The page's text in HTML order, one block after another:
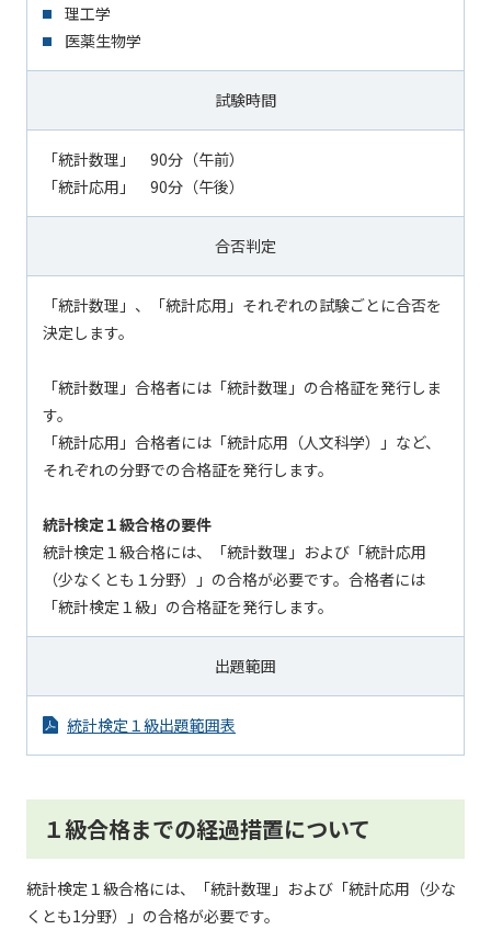
理工学
医薬生物学
試験時間
「統計数理」 90分（午前）
「統計応用」 90分（午後）
合否判定
「統計数理」、「統計応用」それぞれの試験ごとに合否を
決定します。
「統計数理」合格者には「統計数理」の合格証を発行しま
す。
「統計応用」合格者には「統計応用（人文科学）」など、
それぞれの分野での合格証を発行します。
統計検定１級合格の要件
統計検定１級合格には、「統計数理」および「統計応用
（少なくとも１分野）」の合格が必要です。合格者には
「統計検定１級」の合格証を発行します。
出題範囲
統計検定１級出題範囲表
１級合格までの経過措置について
統計検定１級合格には、「統計数理」および「統計応用（少な
くとも1分野）」の合格が必要です。